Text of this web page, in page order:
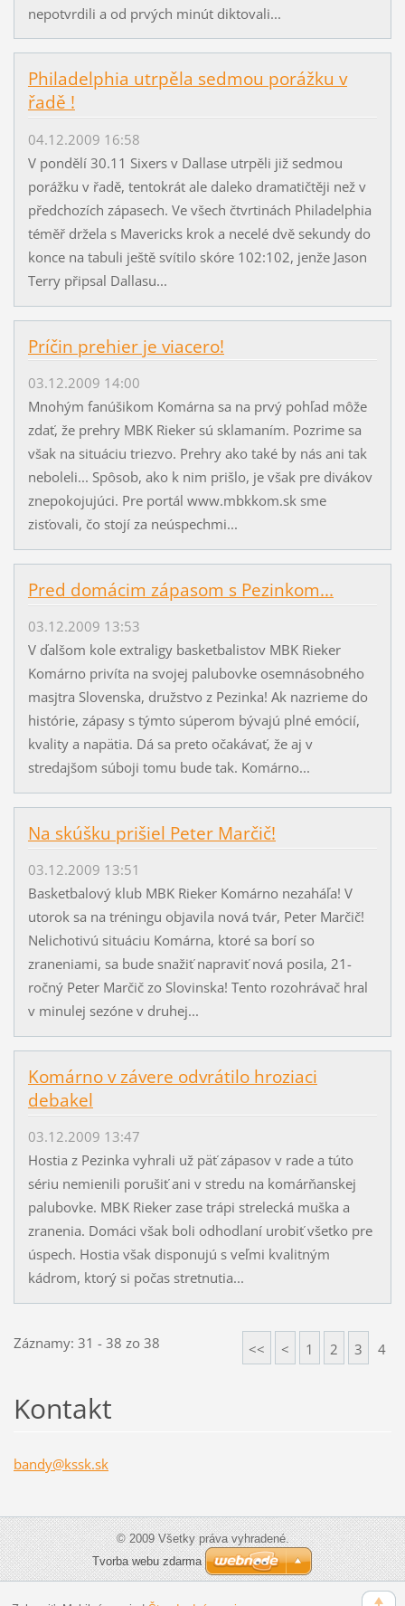
nepotvrdili a od prvých minút diktovali...
Philadelphia utrpěla sedmou porážku v
řadě !
04.12.2009 16:58
V pondělí 30.11 Sixers v Dallase utrpěli již sedmou
porážku v řadě, tentokrát ale daleko dramatičtěji než v
předchozích zápasech. Ve všech čtvrtinách Philadelphia
téměř držela s Mavericks krok a necelé dvě sekundy do
konce na tabuli ještě svítilo skóre 102:102, jenže Jason
Terry připsal Dallasu...
Príčin prehier je viacero!
03.12.2009 14:00
Mnohým fanúšikom Komárna sa na prvý pohľad môže
zdať, že prehry MBK Rieker sú sklamaním. Pozrime sa
však na situáciu triezvo. Prehry ako také by nás ani tak
neboleli... Spôsob, ako k nim prišlo, je však pre divákov
znepokojujúci. Pre portál www.mbkkom.sk sme
zisťovali, čo stojí za neúspechmi...
Pred domácim zápasom s Pezinkom...
03.12.2009 13:53
V ďalšom kole extraligy basketbalistov MBK Rieker
Komárno privíta na svojej palubovke osemnásobného
masjtra Slovenska, družstvo z Pezinka! Ak nazrieme do
histórie, zápasy s týmto súperom bývajú plné emócií,
kvality a napätia. Dá sa preto očakávať, že aj v
stredajšom súboji tomu bude tak. Komárno...
Na skúšku prišiel Peter Marčič!
03.12.2009 13:51
Basketbalový klub MBK Rieker Komárno nezaháľa! V
utorok sa na tréningu objavila nová tvár, Peter Marčič!
Nelichotivú situáciu Komárna, ktoré sa borí so
zraneniami, sa bude snažiť napraviť nová posila, 21-
ročný Peter Marčič zo Slovinska! Tento rozohrávač hral
v minulej sezóne v druhej...
Komárno v závere odvrátilo hroziaci
debakel
03.12.2009 13:47
Hostia z Pezinka vyhrali už päť zápasov v rade a túto
sériu nemienili porušiť ani v stredu na komárňanskej
palubovke. MBK Rieker zase trápi strelecká muška a
zranenia. Domáci však boli odhodlaní urobiť všetko pre
úspech. Hostia však disponujú s veľmi kvalitným
kádrom, ktorý si počas stretnutia...
Záznamy: 31 - 38 zo 38 << < 1 2 3 4
Kontakt
bandy@kssk.sk
© 2009 Všetky práva vyhradené.
Tvorba webu zdarma